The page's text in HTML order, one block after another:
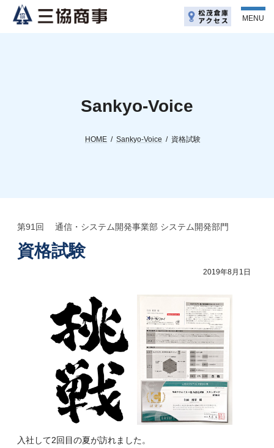
MENU
Sankyo-Voice
HOME Sankyo-Voice 資格試験
第91回 通信・システム開発事業部 システム開発部門
資格試験
2019年8月1日
入社して2回目の夏が訪れました。